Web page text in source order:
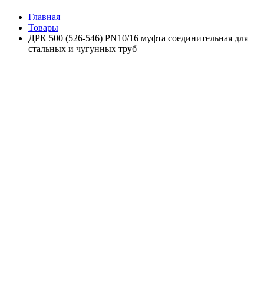
Главная
Товары
ДРК 500 (526-546) PN10/16 муфта соединительная для
стальных и чугунных труб